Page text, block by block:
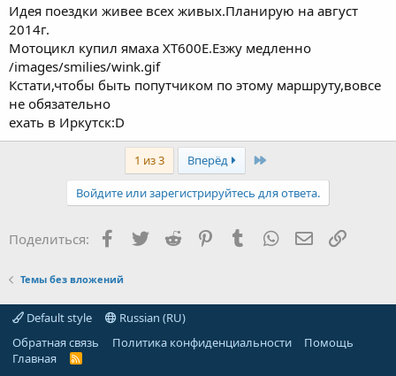
Идея поездки живее всех живых.Планирую на август
2014г.
Мотоцикл купил ямаха XT600E.Езжу медленно
/images/smilies/wink.gif
Кстати,чтобы быть попутчиком по этому маршруту,вовсе
не обязательно
ехать в Иркутск:D
1 из 3 Вперёд Last
Войдите или зарегистрируйтесь для ответа.
Поделиться: Facebook
TwitterReddit PinterestTumblr WhatsApp Ссылка
Темы без вложений
Default style
Russian (RU)
Обратная связь
Политика конфиденциальности
Помощь
Главная
R